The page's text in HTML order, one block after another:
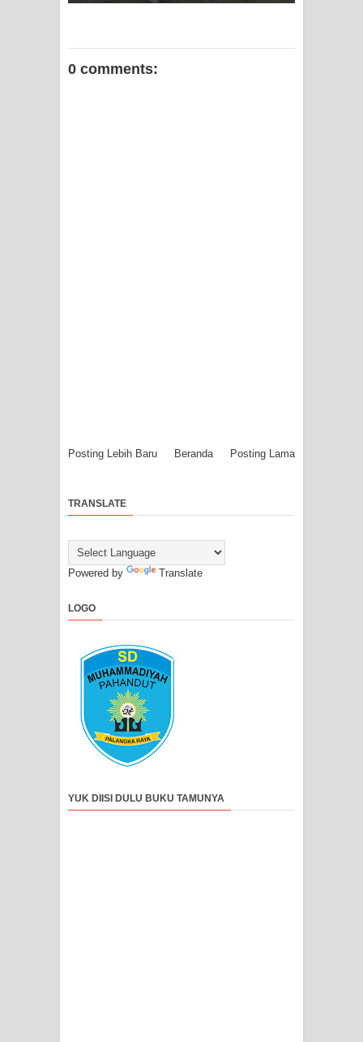
0 comments:
Posting Lebih Baru Posting Lama
Beranda
TRANSLATE
Powered by Translate
LOGO
YUK DIISI DULU BUKU TAMUNYA